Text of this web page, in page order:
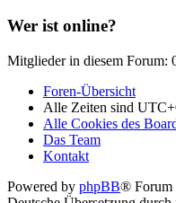
Wer ist online?
Mitglieder in diesem Forum:
Foren-Übersicht
Alle Zeiten sind
Alle Cookies des
Das Team
Kontakt
Powered by phpBB® Forum